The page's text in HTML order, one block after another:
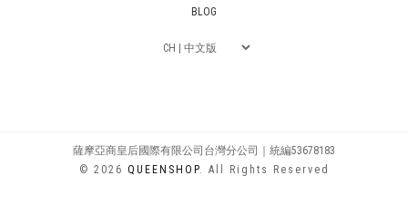
BLOG
薩摩亞商皇后國際有限公司台灣分公司｜統編53678183
© 2026 QUEENSHOP. All Rights Reserved